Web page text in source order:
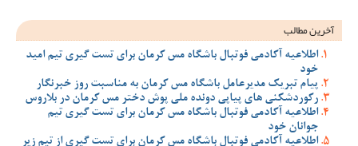
آخرین مطالب
اطلاعیه آکادمی فوتبال باشگاه مس کرمان برای تست گیری تیم امید
خود
پیام تبریک مدیرعامل باشگاه مس کرمان به مناسبت روز خبرنگار
رکوردشکنی های پیاپی دونده ملی پوش دختر مس کرمان در بلاروس
اطلاعیه آکادمی فوتبال باشگاه مس کرمان برای تست گیری تیم
جوانان خود
اطلاعیه آکادمی فوتبال باشگاه مس کرمان برای تست گیری از تیم زیر